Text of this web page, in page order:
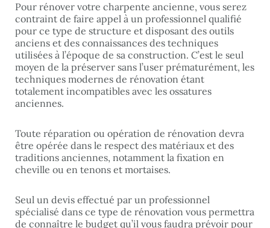
Pour rénover votre charpente ancienne, vous serez
contraint de faire appel à un professionnel qualifié
pour ce type de structure et disposant des outils
anciens et des connaissances des techniques
utilisées à l’époque de sa construction. C’est le seul
moyen de la préserver sans l’user prématurément, les
techniques modernes de rénovation étant
totalement incompatibles avec les ossatures
anciennes.
Toute réparation ou opération de rénovation devra
être opérée dans le respect des matériaux et des
traditions anciennes, notamment la fixation en
cheville ou en tenons et mortaises.
Seul un devis effectué par un professionnel
spécialisé dans ce type de rénovation vous permettra
de connaître le budget qu’il vous faudra prévoir pour